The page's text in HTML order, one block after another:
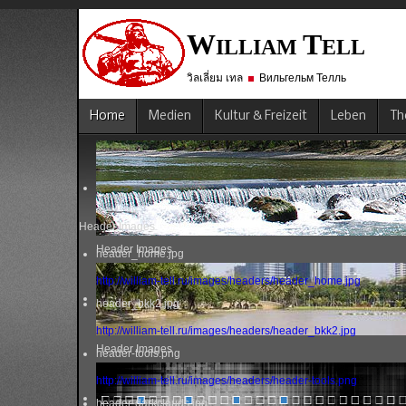
WILLIAM TELL
วิลเลี่ยม เทล Вильгельм Телль
Home Medien Kultur & Freizeit Leben
Header Images
Header Images
Header Images
header_home.jpg
http://william-tell.ru/images/headers/header_home.jpg
header_bkk2.jpg
http://william-tell.ru/images/headers/header_bkk2.jpg
header-tools.png
http://william-tell.ru/images/headers/header-tools.png
header-darkclouds.jpg